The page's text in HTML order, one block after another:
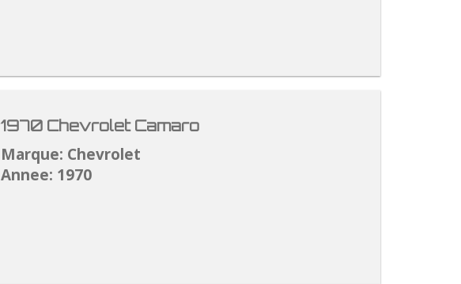
1970 Chevrolet Camaro
Marque: Chevrolet
Annee: 1970